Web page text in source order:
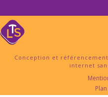
Conception et
internet